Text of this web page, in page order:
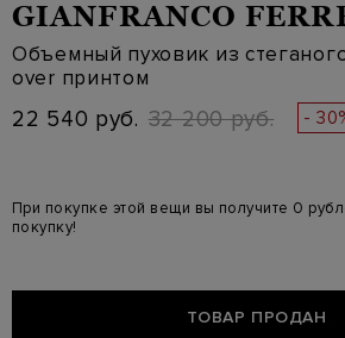
GIANFRANCO
Объемный пуховик из
over принтом
22 540 руб. 32 200 руб. -
При покупке этой вещи вы получите 0
покупку!
ТОВАР ПРОДАН